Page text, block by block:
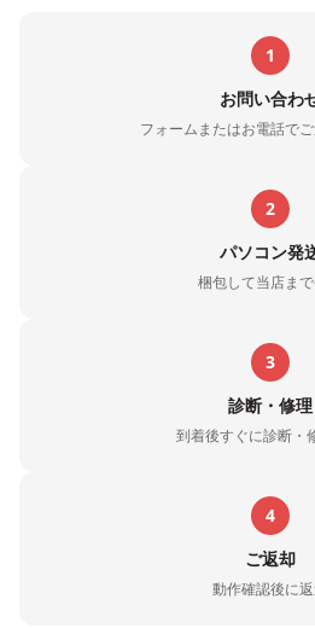
1
お問い合わ
フォームまたはお電話で
2
パソコン発
梱包して当店ま
3
診断・修理
到着後すぐに診断・
4
ご返却
動作確認後に